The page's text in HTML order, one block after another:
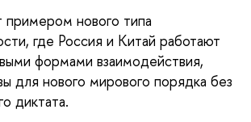
нового типа
где Россия и Китай работают
формами взаимодействия,
для нового мирового порядка без
диктата.